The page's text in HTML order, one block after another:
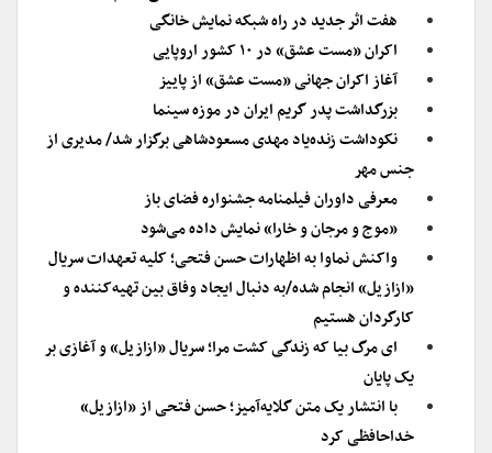
هفت اثر جدید در راه شبکه نمایش خانگی
اکران «مست عشق» در ۱۰ کشور اروپایی
آغاز اکران جهانی «مست عشق» از پاییز
بزرگداشت پدر گریم ایران در موزه سینما
نکوداشت زنده‌یاد مهدی مسعودشاهی برگزار شد/ مدیری از
جنس مهر
معرفی داوران فیلمنامه جشنواره فضای باز
«موج و مرجان و خارا» نمایش داده می‌شود
واکنش نماوا به اظهارات حسن فتحی؛ کلیه تعهدات سریال
«ازازیل» انجام شده/به دنبال ایجاد وفاق بین تهیه‌کننده و
کارگردان هستیم
ای مرگ بیا که زندگی کشت مرا؛ سریال «ازازیل» و آغازی بر
یک پایان
با انتشار یک متن گلایه‌آمیز؛ حسن فتحی از «ازازیل»
خداحافظی کرد